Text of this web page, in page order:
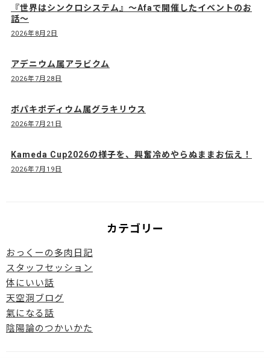
『世界はシンクロシステム』〜Afaで開催したイベントのお
話〜
2026年8月2日
アデニウム属アラビクム
2026年7月28日
ボパキポディウム属グラキリウス
2026年7月21日
Kameda Cup2026の様子を、興奮冷めやらぬままお伝え！
2026年7月19日
カテゴリー
おっくーの多肉日記
スタッフセッション
体にいい話
天空洞ブログ
氣になる話
陰陽論のつかいかた